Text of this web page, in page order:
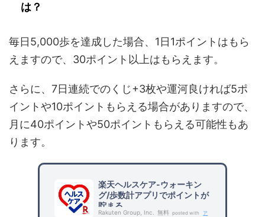
は？
毎日5,000歩を達成した場合、1日1ポイントはもら
えますので、30ポイント以上はもらえます。
さらに、7日連続でのくじ+3枚や運河良ければ5ポ
イントや10ポイントもらえる場合がありますので、
月に40ポイントや50ポイントもらえる可能性もあ
ります。
楽天ヘルスケア-ウォーキン
グ/歩数計アプリでポイントが
貯まる
Rakuten Group, Inc. 無料 posted with
ア